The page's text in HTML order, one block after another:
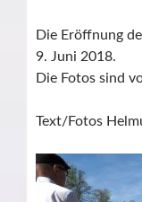
Die Eröffnung
9. Juni 2018.
Die Fotos sind
Text/Fotos